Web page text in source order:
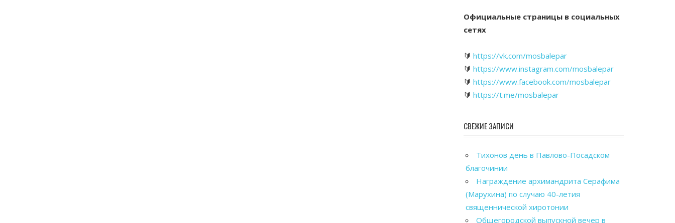
Официальные страницы в социальных
сетях
🔰 https://vk.com/mosbalepar
🔰 https://www.instagram.com/mosbalepar
🔰 https://www.facebook.com/mosbalepar
🔰 https://t.me/mosbalepar
СВЕЖИЕ ЗАПИСИ
Тихонов день в Павлово-Посадском
благочинии
Награждение архимандрита Серафима
(Марухина) по случаю 40-летия
священнической хиротонии
Общегородской выпускной вечер в